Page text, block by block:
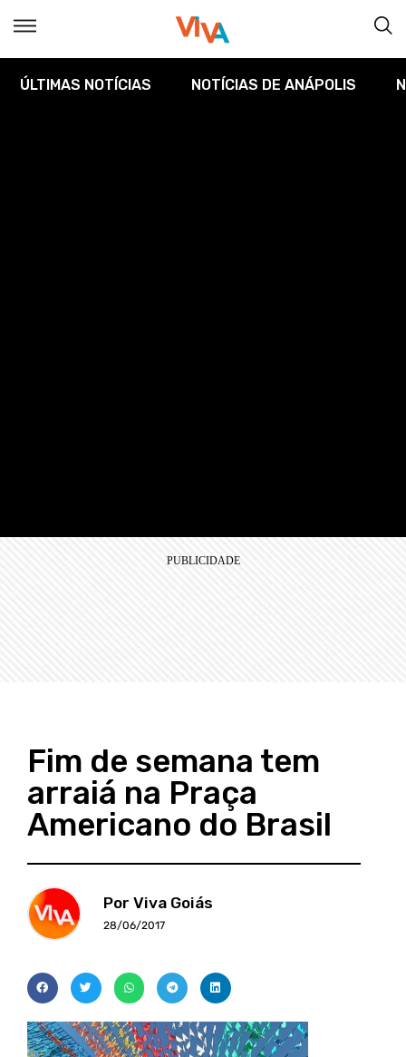
ÚLTIMAS NOTÍCIAS NOTÍCIAS DE ANÁPOLIS
Fim de semana tem
arraiá na Praça
Americano do Brasil
Por Viva Goiás
28/06/2017